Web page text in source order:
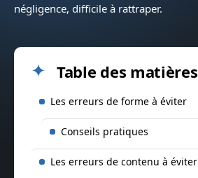
négligence, difficile à rattraper.
Table des matières
Les erreurs de forme à éviter
Conseils pratiques
Les erreurs de contenu à éviter